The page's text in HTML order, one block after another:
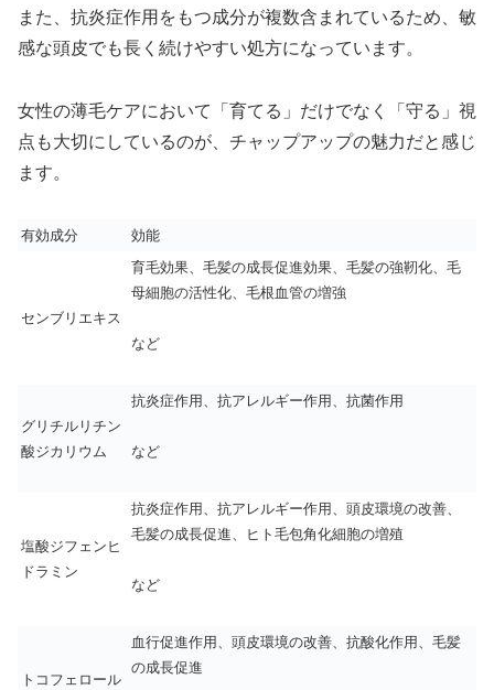
また、抗炎症作用をもつ成分が複数含まれているため、敏
感な頭皮でも長く続けやすい処方になっています。
女性の薄毛ケアにおいて「育てる」だけでなく「守る」視
点も大切にしているのが、チャップアップの魅力だと感じ
ます。
有効成分 効能
センブリエキス
育毛効果、毛髪の成長促進効果、毛髪の強靭化、毛
母細胞の活性化、毛根血管の増強
など
グリチルリチン
酸ジカリウム
抗炎症作用、抗アレルギー作用、抗菌作用
など
塩酸ジフェンヒ
ドラミン
抗炎症作用、抗アレルギー作用、頭皮環境の改善、
毛髪の成長促進、ヒト毛包角化細胞の増殖
など
トコフェロール
血行促進作用、頭皮環境の改善、抗酸化作用、毛髪
の成長促進